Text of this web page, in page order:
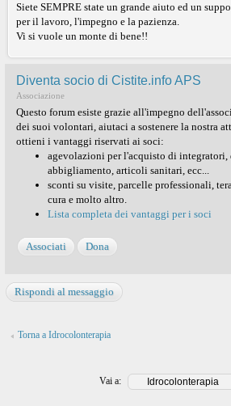
Siete SEMPRE state un grande aiuto ed un
per il lavoro, l'impegno e la pazienza.
Vi si vuole un monte di bene!!
Diventa socio di Cistite.info APS
Associazione
Questo forum esiste grazie all'impegno
dei suoi volontari, aiutaci a sostenere la nostra
ottieni i vantaggi riservati ai soci:
agevolazioni per l'acquisto di
abbigliamento, articoli sanitari, ecc...
sconti su visite, parcelle professionali,
cura e molto altro.
Lista completa dei vantaggi per i soci
Associati Dona
Rispondi al messaggio
Torna a Idrocolonterapia
Vai a: